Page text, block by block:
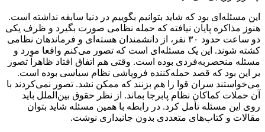
این مسئله‌ای بود که شاید بتوانیم بگوییم در دنیا سابقه نداشته است.
هنوز مذاکره پایان نیافته که حمله نظامی صورت بگیرد و ظرف یکی
دو ساعت حدود ۳۰ نفر، از دانشمندان هسته‌ای و فرماندهان نظامی
کشته شوند. این یک مسئله‌ای است که تصور می‌کنم واقعا مورد و
مسئله منحصر‌به‌فردی بوده است. وقتی هم اتفاق افتاد ظاهراً تصور
بر این بود که قصد حمله‌کننده‌ فروپاشی نظام سیاسی بوده است.
می‌خواستند سران قوا را هم بزنند که ممکن نشد. تصور نمی‌کردند با
آن حملات کماکان نظام پابرجا بماند. از نظر حقوق بین‌الملل باید
روی این مسئله تأمل کرد. در رابطه با همین مسئله شاید بتوان
مقالات و کتاب‌های متعددی بدون جانبداری نوشت.